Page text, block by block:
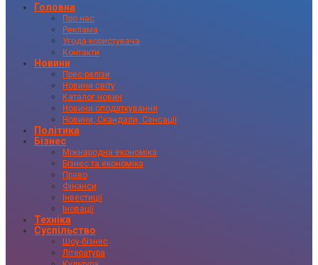
Головна
Про нас
Реклама
Угода користувача
Контакти
Новини
Прес-релізи
Новини світу
Каталог новин
Новини оподаткування
Новини, Скандали, Сенсації
Політика
Бізнес
Міжнародна економіка
Бізнес та економіка
Право
Фінанси
Інвестиції
Іновації
Техніка
Суспільство
Шоу-бізнес
Література